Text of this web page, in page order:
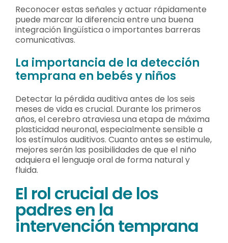
Reconocer estas señales y actuar rápidamente
puede marcar la diferencia entre una buena
integración lingüística o importantes barreras
comunicativas.
La importancia de la detección
temprana en bebés y niños
Detectar la pérdida auditiva antes de los seis
meses de vida es crucial. Durante los primeros
años, el cerebro atraviesa una etapa de máxima
plasticidad neuronal, especialmente sensible a
los estímulos auditivos. Cuanto antes se estimule,
mejores serán las posibilidades de que el niño
adquiera el lenguaje oral de forma natural y
fluida.
El rol crucial de los
padres en la
intervención temprana